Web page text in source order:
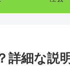
詳細な説